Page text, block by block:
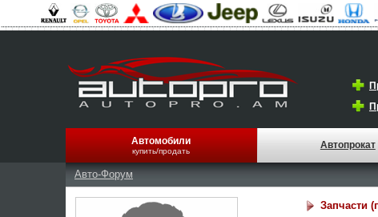
Автомобили
купить/продать
Автопрокат
Авто-Форум
Запчасти